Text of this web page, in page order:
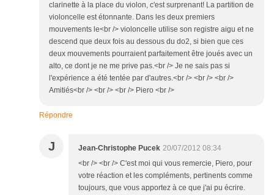
clarinette à la place du violon, c'est surprenant! La partition de
violoncelle est étonnante. Dans les deux premiers
mouvements le<br /> violoncelle utilise son registre aigu et ne
descend que deux fois au dessous du do2, si bien que ces
deux mouvements pourraient parfaitement être joués avec un
alto, ce dont je ne me prive pas.<br /> Je ne sais pas si
l'expérience a été tentée par d'autres.<br /> <br /> <br />
Amitiés<br /> <br /> <br /> Piero <br />
Répondre
J Jean-Christophe Pucek 20/07/2012 08:34
<br /> <br /> C'est moi qui vous remercie, Piero, pour
votre réaction et les compléments, pertinents comme
toujours, que vous apportez à ce que j'ai pu écrire.